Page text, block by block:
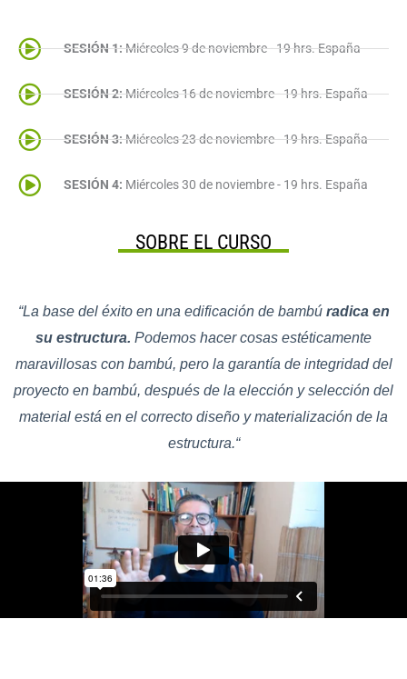
SESIÓN 1:Miércoles 9 de noviembre - 19 hrs. España
SESIÓN 2:Miércoles 16 de noviembre - 19 hrs. España
SESIÓN 3:Miércoles 23 de noviembre - 19 hrs. España
SESIÓN 4: Miércoles 30 de noviembre - 19 hrs. España
SOBRE EL CURSO
“La base del éxito en una edificación de bambú radica en
su estructura. Podemos hacer cosas estéticamente
maravillosas con bambú, pero la garantía de integridad del
proyecto en bambú, después de la elección y selección del
material está en el correcto diseño y materialización de la
estructura.“